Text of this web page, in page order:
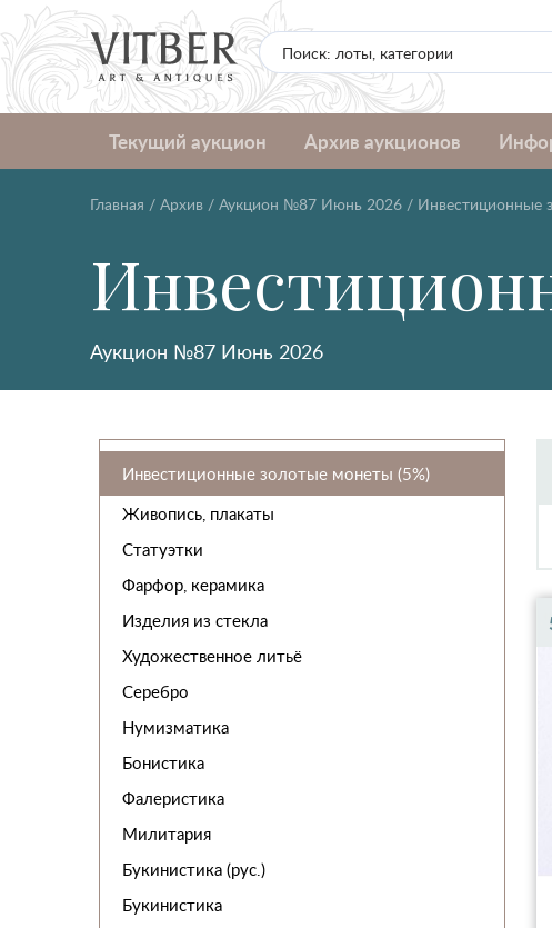
Текущий аукцион Архив аукционов
Главная / Архив / Аукцион №87 Июнь 2026 / Инвестиционные
Аукцион №87 Июнь 2026
Инвестиционные золотые монеты (5%)
Живопись, плакаты
Статуэтки
Фарфор, керамика
Изделия из стекла
Художественное литьё
Серебро
Нумизматика
Бонистика
Фалеристика
Милитария
Букинистика (рус.)
Букинистика